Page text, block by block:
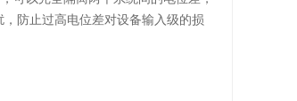
防止过高电位差对设备输入级的损